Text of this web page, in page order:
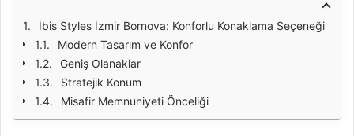
İbis Styles İzmir Bornova: Konforlu Konaklama Seçeneği
Modern Tasarım ve Konfor
Geniş Olanaklar
Stratejik Konum
Misafir Memnuniyeti Önceliği